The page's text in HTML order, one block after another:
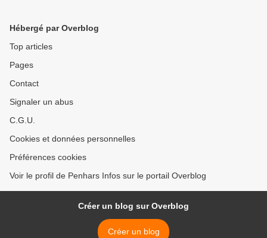
Hébergé par Overblog
Top articles
Pages
Contact
Signaler un abus
C.G.U.
Cookies et données personnelles
Préférences cookies
Voir le profil de Penhars Infos sur le portail Overblog
Créer un blog sur Overblog
Créer un blog